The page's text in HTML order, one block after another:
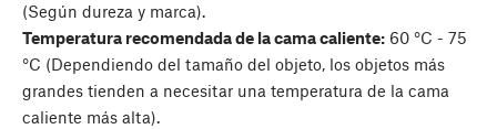
(Según dureza y marca).
Temperatura recomendada de la cama caliente: 60 °C - 75
°C (Dependiendo del tamaño del objeto, los objetos más
grandes tienden a necesitar una temperatura de la cama
caliente más alta).